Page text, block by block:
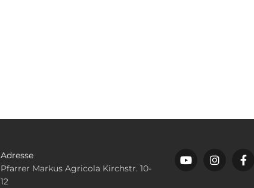
Adresse
Pfarrer Markus Agricola Kirchstr. 10-
12